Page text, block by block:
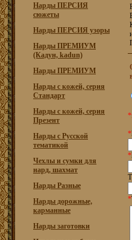
Нарды ПЕРСИЯ
сюжеты
Нарды ПЕРСИЯ узоры
Нарды ПРЕМИУМ
(Кадун, kadun)
Нарды ПРЕМИУМ
Нарды с кожей, серия
Стандарт
Нарды с кожей, серия
Презент
Нарды с Русской
тематикой
Чехлы и сумки для
нард, шахмат
Нарды Разные
Нарды дорожные,
карманные
Нарды заготовки
*
*
*